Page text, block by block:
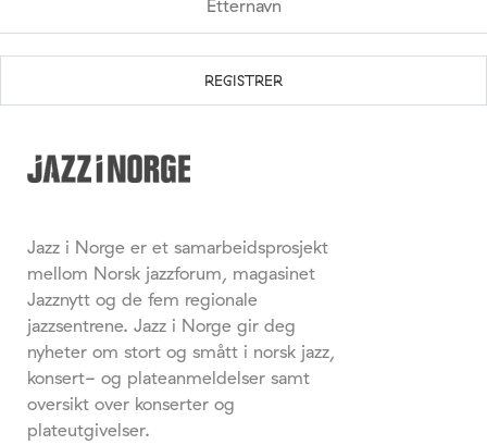
Jazz i Norge er et samarbeidsprosjekt
mellom Norsk jazzforum, magasinet
Jazznytt og de fem regionale
jazzsentrene. Jazz i Norge gir deg
nyheter om stort og smått i norsk jazz,
konsert- og plateanmeldelser samt
oversikt over konserter og
plateutgivelser.